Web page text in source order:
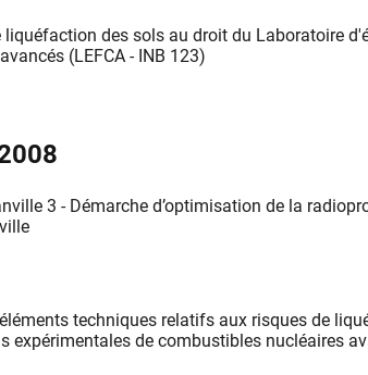
liquéfaction des sols au droit du Laboratoire
(LEFCA - INB 123)
3 - Démarche d’optimisation de la
techniques relatifs aux risques de
expérimentales de combustibles nucléaires